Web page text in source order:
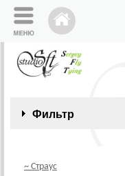
Фильтр
~ Страус